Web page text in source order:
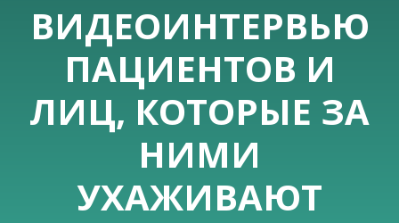
ВИДЕОИНТЕРВЬЮ
ПАЦИЕНТОВ И
ЛИЦ, КОТОРЫЕ ЗА
НИМИ
УХАЖИВАЮТ